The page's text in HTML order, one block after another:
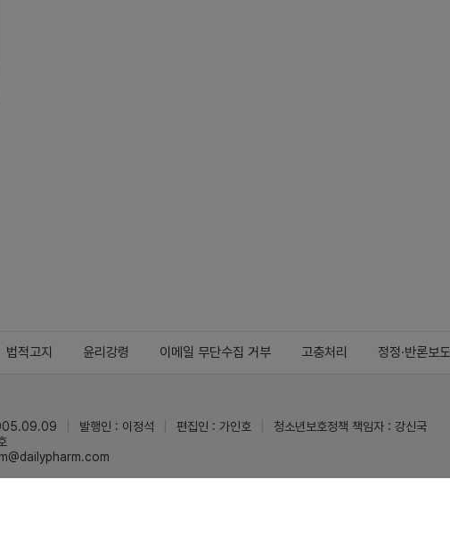
법적고지 윤리강령 이메일 무단수집 거부 고충처리 정정·반론보도
발행인 : 이정석 편집인 : 가인호
청소년보호정책 책임자 : 강신국